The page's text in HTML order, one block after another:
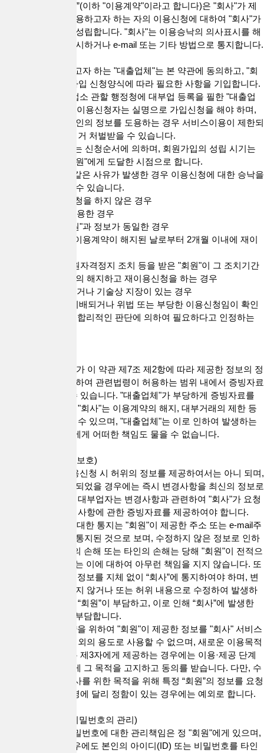
1. “서비스 이용계약”(이하 "이용계약"이라고 합니다)은 "회사"가 제
공하는 서비스를 이용하고자 하는 자의 이용신청에 대하여 "회사"가
이를 승낙함으로써 성립합니다. "회사"는 이용승낙의 의사표시를 해
당 서비스화면에 게시하거나 e-mail 또는 기타 방법으로 통지합니다.
2. 서비스를 이용하고자 하는 "대출업체"는 본 약관에 동의하고, "회
사"가 정하는 회원가입 신청양식에 따라 필요한 사항을 기입합니다.
3. "회원"가입은 영업소 관할 행정청에 대부업 등록을 필한 "대출업
체"만 할 수 있으며, 이용신청자는 실명으로 가입신청을 해야 하며,
실명이 아니거나 타인의 정보를 도용하는 경우 서비스이용이 제한되
거나 관련 법령에 의거 처벌받을 수 있습니다.
4. 이용신청의 처리는 신청순서에 의하며, 회원가입의 성립 시기는
"회사"의 승낙이 "회원"에게 도달한 시점으로 합니다.
5. "회사"는 다음과 같은 사유가 발생한 경우 이용신청에 대한 승낙을
거부하거나 유보할 수 있습니다.
1) 실명으로 가입신청을 하지 않은 경우
2) 타인의 정보를 도용한 경우
3) 이미 가입된 "회원"과 정보가 동일한 경우
4) "회사"에 의하여 이용계약이 해지된 날로부터 2개월 이내에 재이
5) "회사"로부터 회원자격정지 조치 등을 받은 "회원"이 그 조치기간
중에 이용계약을 임의 해지하고 재이용신청을 하는 경우
6) 설비에 여유가 없거나 기술상 지장이 있는 경우
7) 기타 이 약관에 위배되거나 위법 또는 부당한 이용신청임이 확인
된 경우 및 "회사"가 합리적인 판단에 의하여 필요하다고 인정하는
"회사"는 "대출업체"가 이 약관 제7조 제2항에 따라 제공한 정보의 정
확성을 확인하기 위하여 관련법령이 허용하는 범위 내에서 증빙자료
의 제공을 요청할 수 있습니다. "대출업체"가 부당하게 증빙자료를
제공하지 않는 경우 "회사"는 이용계약의 해지, 대부거래의 제한 등
필요한 조치를 취할 수 있으며, "대출업체"는 이로 인하여 발생하는
손해에 대해 "회사"에게 어떠한 책임도 물을 수 없습니다.
제9조(정보의 변경, 보호)
1. "대출업체"는 이용신청 시 허위의 정보를 제공하여서는 아니 되며,
기재한 사항이 변경되었을 경우에는 즉시 변경사항을 최신의 정보로
수정하여야 합니다. 대부업자는 변경사항과 관련하여 "회사"가 요청
하는 경우 즉시 변경사항에 관한 증빙자료를 제공하여야 합니다.
2."회사"의 "회원"에 대한 통지는 "회원"이 제공한 주소 또는 e-mail주
소에 도달함으로써 통지된 것으로 보며, 수정하지 않은 정보로 인하
여 발생하는 "회원"의 손해 또는 타인의 손해는 당해 "회원"이 전적으
로 부담하며, "회사"는 이에 대하여 아무런 책임을 지지 않습니다. 또
한, "회원"은 변경된 정보를 지체 없이 “회사”에 통지하여야 하며, 변
경된 정보를 수정하지 않거나 또는 허위 내용으로 수정하여 발생하
는 손해는 전적으로 “회원”이 부담하고, 이로 인해 “회사”에 발생한
손해 역시 “회원”이 부담합니다.
3."회사"는 이용계약을 위하여 "회원"이 제공한 정보를 "회사" 서비스
운영을 위한 목적 이외의 용도로 사용할 수 없으며, 새로운 이용목적
이 발생한 경우 또는 제3자에게 제공하는 경우에는 이용·제공 단계
에서 당해 "회원"에게 그 목적을 고지하고 동의를 받습니다. 다만, 수
사기관에서 범죄수사를 위한 목적을 위해 특정 “회원”의 정보를 요청
한 경우 및 관련 법령에 달리 정함이 있는 경우에는 예외로 합니다.
제10조(아이디 및 비밀번호의 관리)
1. 아이디(ID) 및 비밀번호에 대한 관리책임은 정 "회원"에게 있으며,
"회원"은 어떠한 경우에도 본인의 아이디(ID) 또는 비밀번호를 타인